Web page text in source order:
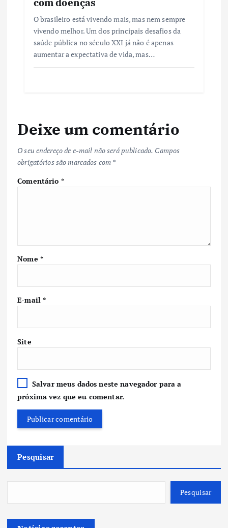
O brasileiro está vivendo mais, mas nem sempre
vivendo melhor. Um dos principais desafios da
saúde pública no século XXI já não é apenas
aumentar a expectativa de vida, mas…
Deixe um comentário
O seu endereço de e-mail não será publicado. Campos
obrigatórios são marcados com *
Comentário *
Nome *
E-mail*
Site
Salvar meus dados neste navegador para a
próxima vez que eu comentar.
Pesquisar
Pesquisar